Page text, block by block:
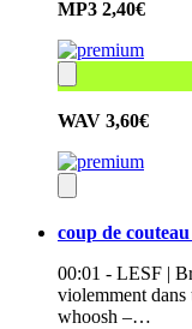
MP3 2,40€
WAV 3,60€
coup de
00:01 - LESF |
violemment
whoosh –…